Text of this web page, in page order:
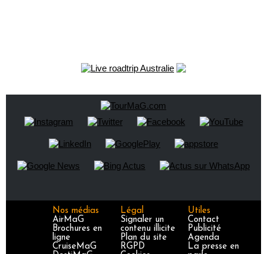
Nos médias
AirMaG
Brochures en
ligne
CruiseMaG
Légal
Signaler un
contenu illicite
Plan du site
RGPD
Utiles
Contact
Publicité
Agenda
La presse en